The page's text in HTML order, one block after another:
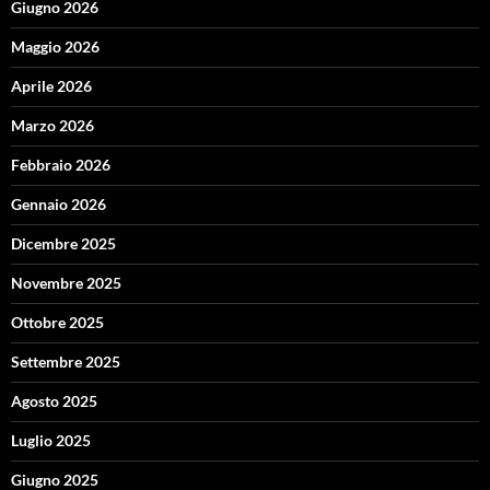
Giugno 2026
Maggio 2026
Aprile 2026
Marzo 2026
Febbraio 2026
Gennaio 2026
Dicembre 2025
Novembre 2025
Ottobre 2025
Settembre 2025
Agosto 2025
Luglio 2025
Giugno 2025